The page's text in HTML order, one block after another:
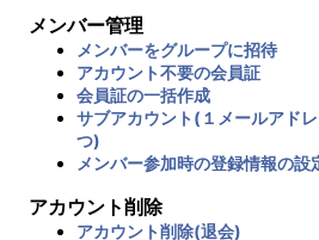
メンバー管理
メンバーをグループに招待
アカウント不要の会員証
会員証の一括作成
サブアカウント(１メールアド
つ)
メンバー参加時の登録情報の設
アカウント削除
アカウント削除(退会)